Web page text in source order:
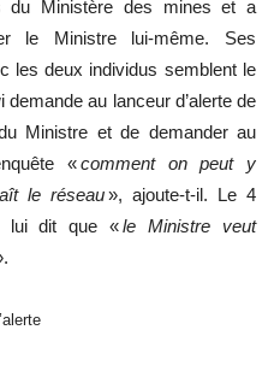
du Ministère des mines et a
le Ministre lui-même. Ses
les deux individus semblent le
au lanceur d’alerte de
Ministre et de demander au
«comment on peut y
le réseau», ajoute-t-il. Le 4
lui dit que «le Ministre veut